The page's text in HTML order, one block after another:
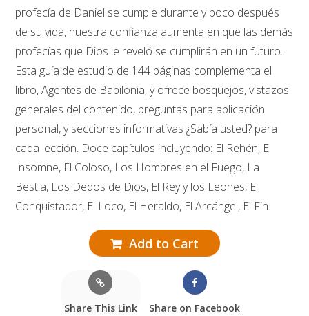
profecía de Daniel se cumple durante y poco después
de su vida, nuestra confianza aumenta en que las demás
profecías que Dios le reveló se cumplirán en un futuro.
Esta guía de estudio de 144 páginas complementa el
libro, Agentes de Babilonia, y ofrece bosquejos, vistazos
generales del contenido, preguntas para aplicación
personal, y secciones informativas ¿Sabía usted? para
cada lección. Doce capítulos incluyendo: El Rehén, El
Insomne, El Coloso, Los Hombres en el Fuego, La
Bestia, Los Dedos de Dios, El Rey y los Leones, El
Conquistador, El Loco, El Heraldo, El Arcángel, El Fin.
Add to Cart
Share This Link Share on Facebook